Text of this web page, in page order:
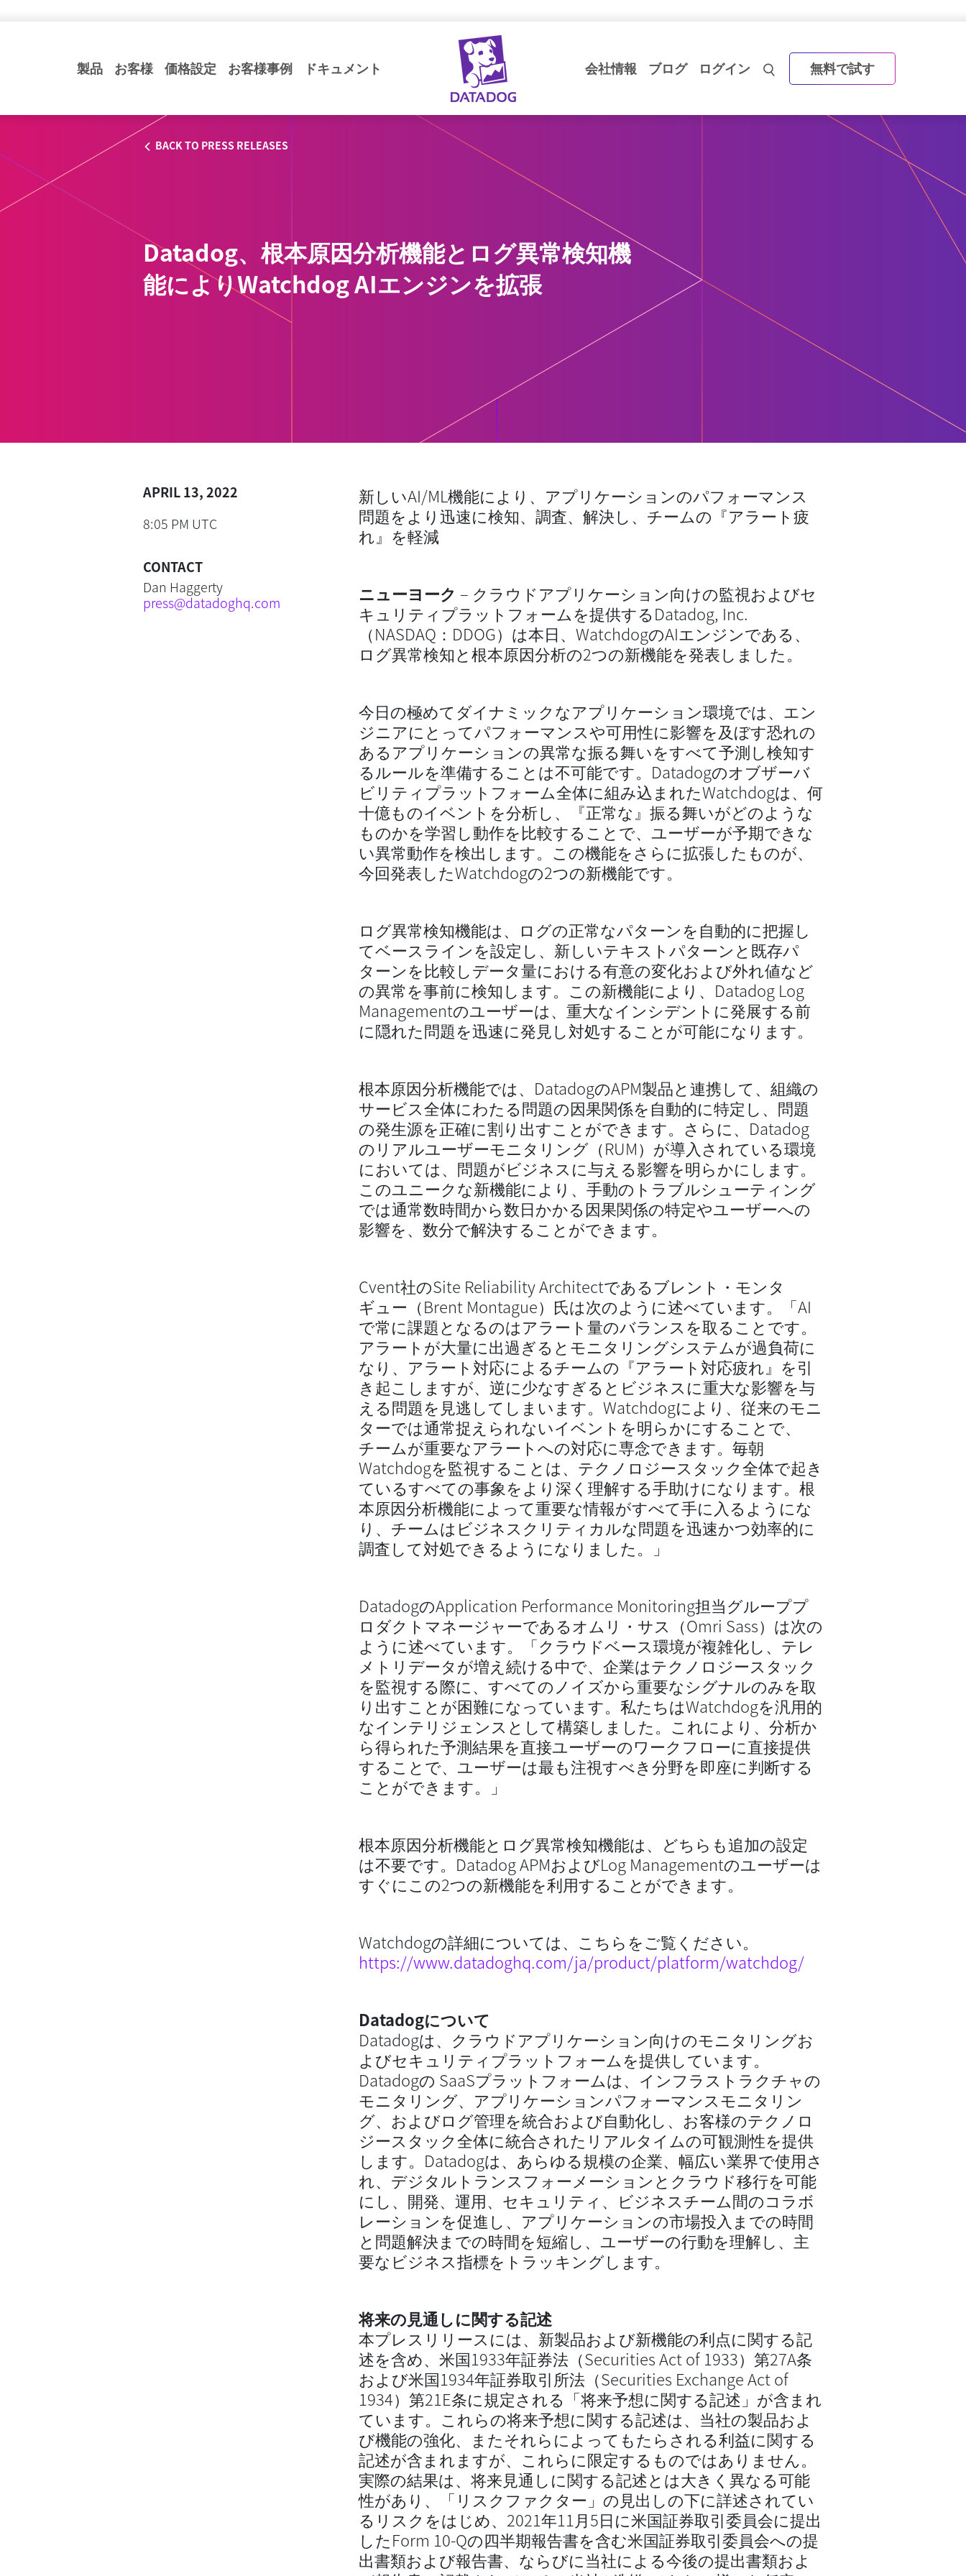
製品 お客様 価格設定 お客様事例 ドキュメント 会社情報 ブログ ログイン 無料で試す
BACK TO PRESS RELEASES
Datadog、根本原因分析機能とログ異常検知機
能によりWatchdog AIエンジンを拡張
APRIL 13, 2022
8:05 PM UTC
CONTACT
Dan Haggerty
press@datadoghq.com
新しいAI/ML機能により、アプリケーションのパフォーマンス
問題をより迅速に検知、調査、解決し、チームの『アラート疲
れ』を軽減
ニューヨーク – クラウドアプリケーション向けの監視およびセ
キュリティプラットフォームを提供するDatadog, Inc.
（NASDAQ：DDOG）は本日、WatchdogのAIエンジンである、
ログ異常検知と根本原因分析の2つの新機能を発表しました。
今日の極めてダイナミックなアプリケーション環境では、エン
ジニアにとってパフォーマンスや可用性に影響を及ぼす恐れの
あるアプリケーションの異常な振る舞いをすべて予測し検知す
るルールを準備することは不可能です。Datadogのオブザーバ
ビリティプラットフォーム全体に組み込まれたWatchdogは、何
十億ものイベントを分析し、『正常な』振る舞いがどのような
ものかを学習し動作を比較することで、ユーザーが予期できな
い異常動作を検出します。この機能をさらに拡張したものが、
今回発表したWatchdogの2つの新機能です。
ログ異常検知機能は、ログの正常なパターンを自動的に把握し
てベースラインを設定し、新しいテキストパターンと既存パ
ターンを比較しデータ量における有意の変化および外れ値など
の異常を事前に検知します。この新機能により、Datadog Log
Managementのユーザーは、重大なインシデントに発展する前
に隠れた問題を迅速に発見し対処することが可能になります。
根本原因分析機能では、DatadogのAPM製品と連携して、組織の
サービス全体にわたる問題の因果関係を自動的に特定し、問題
の発生源を正確に割り出すことができます。さらに、Datadog
のリアルユーザーモニタリング（RUM）が導入されている環境
においては、問題がビジネスに与える影響を明らかにします。
このユニークな新機能により、手動のトラブルシューティング
では通常数時間から数日かかる因果関係の特定やユーザーへの
影響を、数分で解決することができます。
Cvent社のSite Reliability Architectであるブレント・モンタ
ギュー（Brent Montague）氏は次のように述べています。「AI
で常に課題となるのはアラート量のバランスを取ることです。
アラートが大量に出過ぎるとモニタリングシステムが過負荷に
なり、アラート対応によるチームの『アラート対応疲れ』を引
き起こしますが、逆に少なすぎるとビジネスに重大な影響を与
える問題を見逃してしまいます。Watchdogにより、従来のモニ
ターでは通常捉えられないイベントを明らかにすることで、
チームが重要なアラートへの対応に専念できます。毎朝
Watchdogを監視することは、テクノロジースタック全体で起き
ているすべての事象をより深く理解する手助けになります。根
本原因分析機能によって重要な情報がすべて手に入るようにな
り、チームはビジネスクリティカルな問題を迅速かつ効率的に
調査して対処できるようになりました。」
DatadogのApplication Performance Monitoring担当グループプ
ロダクトマネージャーであるオムリ・サス（Omri Sass）は次の
ように述べています。「クラウドベース環境が複雑化し、テレ
メトリデータが増え続ける中で、企業はテクノロジースタック
を監視する際に、すべてのノイズから重要なシグナルのみを取
り出すことが困難になっています。私たちはWatchdogを汎用的
なインテリジェンスとして構築しました。これにより、分析か
ら得られた予測結果を直接ユーザーのワークフローに直接提供
することで、ユーザーは最も注視すべき分野を即座に判断する
ことができます。」
根本原因分析機能とログ異常検知機能は、どちらも追加の設定
は不要です。Datadog APMおよびLog Managementのユーザーは
すぐにこの2つの新機能を利用することができます。
Watchdogの詳細については、こちらをご覧ください。
https://www.datadoghq.com/ja/product/platform/watchdog/
Datadogについて
Datadogは、クラウドアプリケーション向けのモニタリングお
よびセキュリティプラットフォームを提供しています。
Datadogの SaaSプラットフォームは、インフラストラクチャの
モニタリング、アプリケーションパフォーマンスモニタリン
グ、およびログ管理を統合および自動化し、お客様のテクノロ
ジースタック全体に統合されたリアルタイムの可観測性を提供
します。Datadogは、あらゆる規模の企業、幅広い業界で使用さ
れ、デジタルトランスフォーメーションとクラウド移行を可能
にし、開発、運用、セキュリティ、ビジネスチーム間のコラボ
レーションを促進し、アプリケーションの市場投入までの時間
と問題解決までの時間を短縮し、ユーザーの行動を理解し、主
要なビジネス指標をトラッキングします。
将来の見通しに関する記述
本プレスリリースには、新製品および新機能の利点に関する記
述を含め、米国1933年証券法（Securities Act of 1933）第27A条
および米国1934年証券取引所法（Securities Exchange Act of
1934）第21E条に規定される「将来予想に関する記述」が含まれ
ています。これらの将来予想に関する記述は、当社の製品およ
び機能の強化、またそれらによってもたらされる利益に関する
記述が含まれますが、これらに限定するものではありません。
実際の結果は、将来見通しに関する記述とは大きく異なる可能
性があり、「リスクファクター」の見出しの下に詳述されてい
るリスクをはじめ、2021年11月5日に米国証券取引委員会に提出
したForm 10-Qの四半期報告書を含む米国証券取引委員会への提
出書類および報告書、ならびに当社による今後の提出書類およ